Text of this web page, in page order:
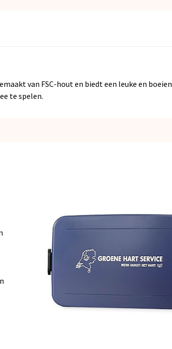
van FSC-hout en biedt een leuke en
te spelen.